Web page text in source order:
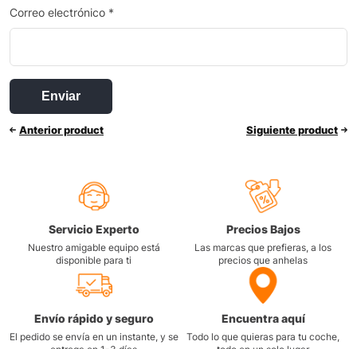
Correo electrónico *
Anterior product Siguiente product
Servicio Experto
Nuestro amigable equipo está
disponible para ti
Precios Bajos
Las marcas que prefieras, a los
precios que anhelas
Envío rápido y seguro
El pedido se envía en un instante, y se
Encuentra aquí
Todo lo que quieras para tu coche,